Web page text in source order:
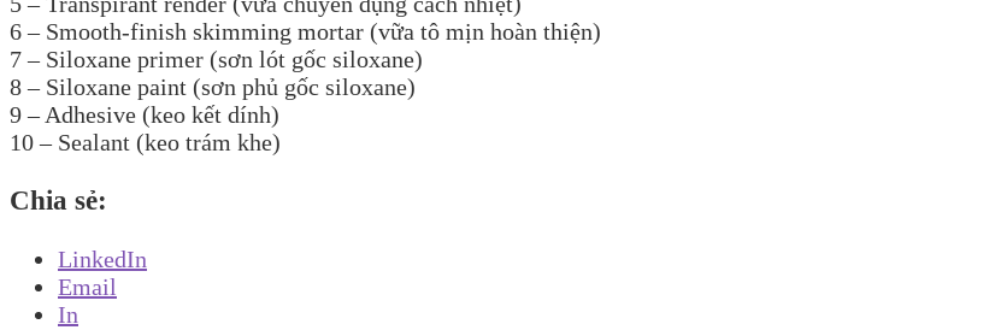
6 – Smooth-finish skimming mortar (vữa tô mịn hoàn thiện)
7 – Siloxane primer (sơn lót gốc siloxane)
8 – Siloxane paint (sơn phủ gốc siloxane)
9 – Adhesive (keo kết dính)
10 – Sealant (keo trám khe)
Chia sẻ:
LinkedIn
Email
In